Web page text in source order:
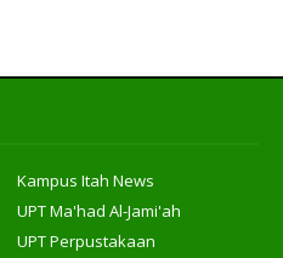
Kampus Itah News
UPT Ma'had Al-Jami'ah
UPT Perpustakaan